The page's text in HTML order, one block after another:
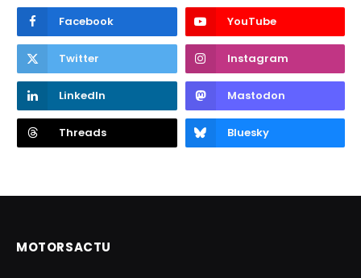
Facebook YouTube
Twitter Instagram
LinkedIn Mastodon
Threads Bluesky
MOTORSACTU